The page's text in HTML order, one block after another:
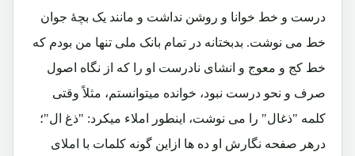
درست و خط خوانا و روشن نداشت و مانند یک بچۀ جوان
خط می نوشت. بدبختانه در تمام بانک ملی تنها من بودم که
خط کج و معوج و انشای نادرست او را که از نگاه اصول
صرف و نحو درست نبود، خوانده میتوانستم، مثلاً وقتی
کلمه "ذغال" را می نوشت، اینطور املاء میکرد: "ذغ ال"؛
درهر صفحه نگارش او ده ها ازاین گونه کلمات با املای